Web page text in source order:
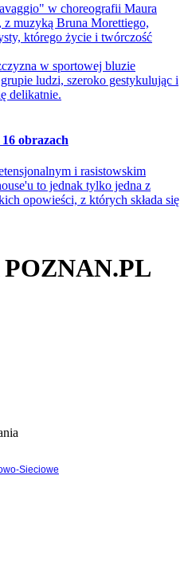
w choreografii Maura
z muzyką Bruna Morettiego,
którego życie i twórczość
obrazach
i rasistowskim
to jednak tylko jedna z
opowieści, z których składa się
Sieciowe